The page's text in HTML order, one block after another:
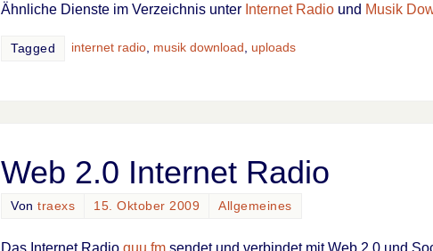
Ähnliche Dienste im Verzeichnis unter Internet Radio und Musik
Tagged internet radio musik download uploads
Web 2.0 Internet Radio
Von traexs 15. Oktober 2009 Allgemeines